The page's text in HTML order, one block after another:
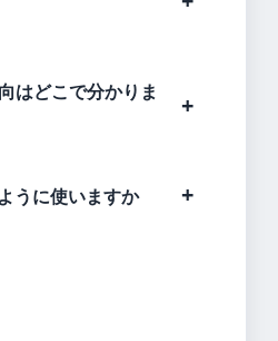
はどこで分かりま
うに使いますか